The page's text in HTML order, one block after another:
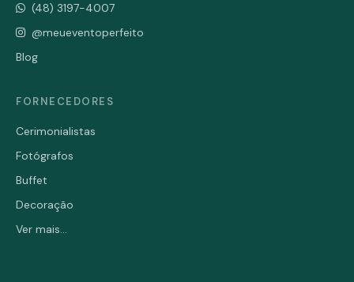
(48) 3197-4007
@meueventoperfeito
Blog
FORNECEDORES
Cerimonialistas
Fotógrafos
Buffet
Decoração
Ver mais...